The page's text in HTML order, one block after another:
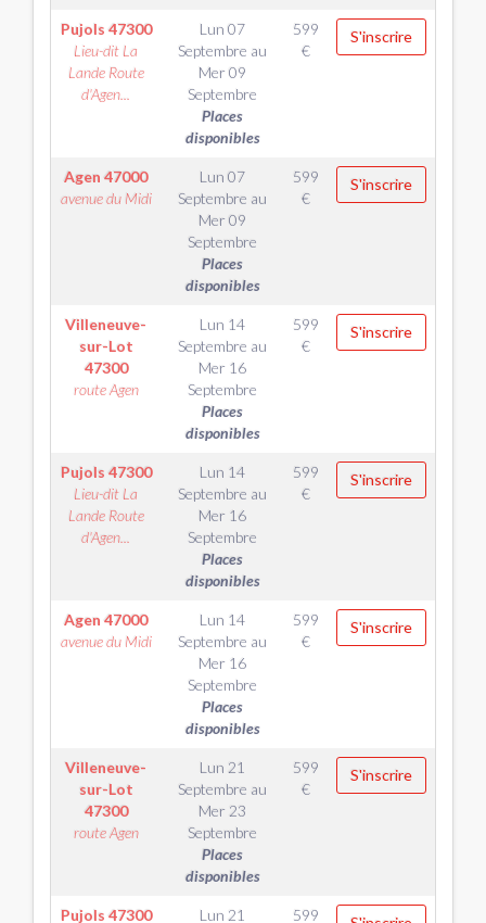
Pujols 47300
Lieu-dit La
Lande Route
d'Agen...
Lun 07
Septembre au
Mer 09
Septembre
Places
disponibles
599
€
S'inscrire
Agen 47000
avenue du Midi
Lun 07
Septembre au
Mer 09
Septembre
Places
disponibles
599
€
S'inscrire
Villeneuve-
sur-Lot
47300
route Agen
Lun 14
Septembre au
Mer 16
Septembre
Places
disponibles
599
€
S'inscrire
Pujols 47300
Lieu-dit La
Lande Route
d'Agen...
Lun 14
Septembre au
Mer 16
Septembre
Places
disponibles
599
€
S'inscrire
Agen 47000
avenue du Midi
Lun 14
Septembre au
Mer 16
Septembre
Places
disponibles
599
€
S'inscrire
Villeneuve-
sur-Lot
47300
route Agen
Lun 21
Septembre au
Mer 23
Septembre
Places
disponibles
599
€
S'inscrire
Pujols 47300 Lun 21 599